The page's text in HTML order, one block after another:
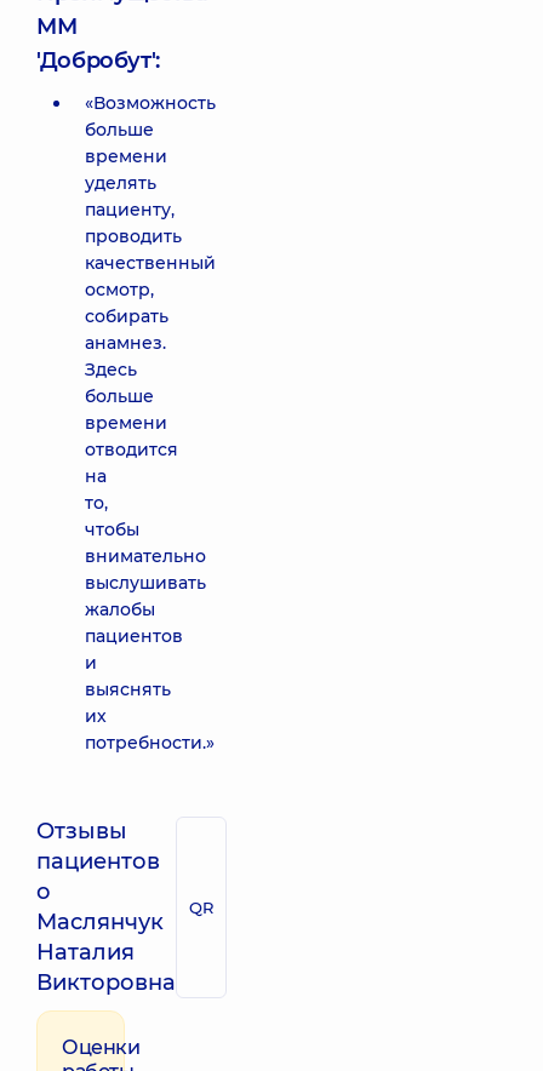
ММ
'Добробут':
«Возможность
больше
времени
уделять
пациенту,
проводить
качественный
осмотр,
собирать
анамнез.
Здесь
больше
времени
отводится
на
то,
чтобы
внимательно
выслушивать
жалобы
пациентов
и
выяснять
их
потребности.»
Отзывы
пациентов
о
Маслянчук
Наталия
Викторовна
QR
Оценки